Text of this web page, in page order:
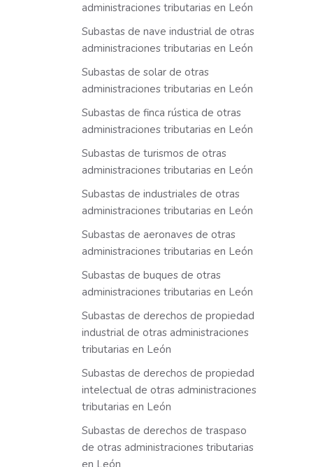
administraciones tributarias en León
Subastas de nave industrial de otras
administraciones tributarias en León
Subastas de solar de otras
administraciones tributarias en León
Subastas de finca rústica de otras
administraciones tributarias en León
Subastas de turismos de otras
administraciones tributarias en León
Subastas de industriales de otras
administraciones tributarias en León
Subastas de aeronaves de otras
administraciones tributarias en León
Subastas de buques de otras
administraciones tributarias en León
Subastas de derechos de propiedad
industrial de otras administraciones
tributarias en León
Subastas de derechos de propiedad
intelectual de otras administraciones
tributarias en León
Subastas de derechos de traspaso
de otras administraciones tributarias
en León